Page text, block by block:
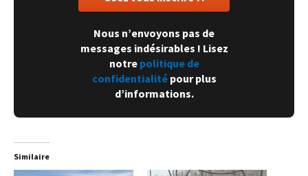
Nous n’envoyons pas de
messages indésirables ! Lisez
notre politique de
confidentialitépour plus
d’informations.
Similaire